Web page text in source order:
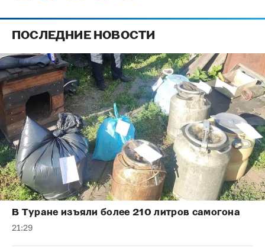
ПОСЛЕДНИЕ НОВОСТИ
В Туране изъяли более 210 литров самогона
21:29